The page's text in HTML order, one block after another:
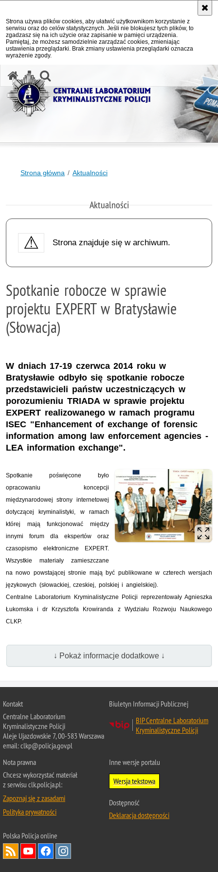
Strona używa plików cookies, aby ułatwić użytkownikom korzystanie z
serwisu oraz do celów statystycznych. Jeśli nie blokujesz tych plików, to
zgadzasz się na ich użycie oraz zapisanie w pamięci urządzenia.
Pamiętaj, że możesz samodzielnie zarządzać cookies, zmieniając
ustawienia przeglądarki. Brak zmiany ustawienia przeglądarki oznacza
wyrażenie zgody.
Strona główna Aktualności
Aktualności
Strona znajduje się w archiwum.
Spotkanie robocze w sprawie
projektu EXPERT w Bratysławie
(Słowacja)
W dniach 17-19 czerwca 2014 roku w
Bratysławie odbyło się spotkanie robocze
przedstawicieli państw uczestniczących w
porozumieniu TRIADA w sprawie projektu
EXPERT realizowanego w ramach programu
ISEC "Enhancement of exchange of forensic
information among law enforcement agencies -
LEA information exchange".
Spotkanie poświęcone było
opracowaniu koncepcji
międzynarodowej strony internetowej
dotyczącej kryminalistyki, w ramach
której mają funkcjonować między
innymi forum dla ekspertów oraz
czasopismo elektroniczne EXPERT.
Wszystkie materiały zamieszczane
na nowo powstającej stronie mają być publikowane w czterech wersjach
językowych (słowackiej, czeskiej, polskiej i angielskiej).
Centralne Laboratorium Kryminalistyczne Policji reprezentowały Agnieszka
Łukomska i dr Krzysztofa Krowiranda z Wydziału Rozwoju Naukowego
CLKP.
↓ Pokaż informacje dodatkowe ↓
Kontakt
Centralne Laboratorium
Kryminalistyczne Policji
Aleje Ujazdowskie 7, 00-583 Warszawa
email: clkp@policja.gov.pl
Biuletyn Informacji Publicznej
BIP Centralne Laboratorium
Kryminalistyczne Policji
Nota prawna
Chcesz wykorzystać materiał
z serwisu clk.policja.pl:
Zapoznaj się z zasadami
Polityka prywatności
Inne wersje portalu
Wersja tekstowa
Dostępność
Deklaracja dostępności
Polska Policjaonline